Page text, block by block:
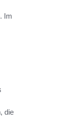
Im
die